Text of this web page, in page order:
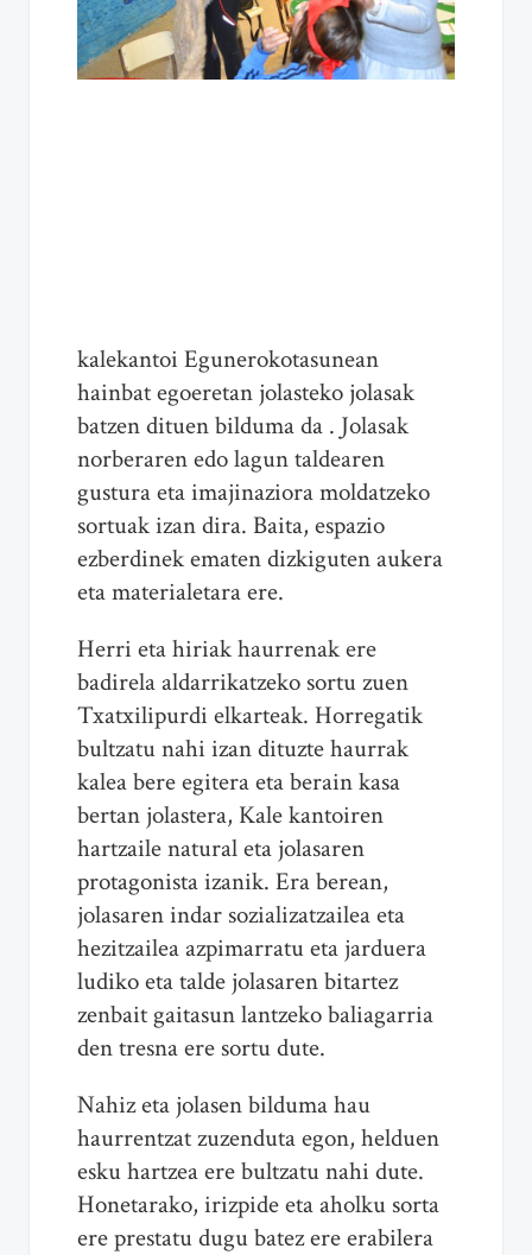
kalekantoi Egunerokotasunean
hainbat egoeretan jolasteko jolasak
batzen dituen bilduma da . Jolasak
norberaren edo lagun taldearen
gustura eta imajinaziora moldatzeko
sortuak izan dira. Baita, espazio
ezberdinek ematen dizkiguten aukera
eta materialetara ere.
Herri eta hiriak haurrenak ere
badirela aldarrikatzeko sortu zuen
Txatxilipurdi elkarteak. Horregatik
bultzatu nahi izan dituzte haurrak
kalea bere egitera eta berain kasa
bertan jolastera, Kale kantoiren
hartzaile natural eta jolasaren
protagonista izanik. Era berean,
jolasaren indar sozializatzailea eta
hezitzailea azpimarratu eta jarduera
ludiko eta talde jolasaren bitartez
zenbait gaitasun lantzeko baliagarria
den tresna ere sortu dute.
Nahiz eta jolasen bilduma hau
haurrentzat zuzenduta egon, helduen
esku hartzea ere bultzatu nahi dute.
Honetarako, irizpide eta aholku sorta
ere prestatu dugu batez ere erabilera